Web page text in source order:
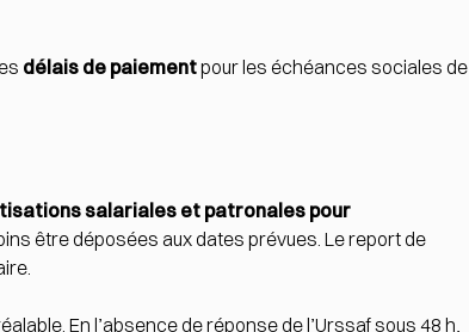
délais de paiementpour les échéances sociales de
salariales et patronales pour
être déposées aux dates prévues. Le report de
. En l’absence de réponse de l’Urssaf sous 48 h,